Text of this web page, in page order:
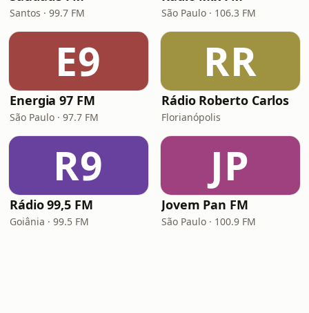
Santos · 99.7 FM São Paulo · 106.3 FM
E9
Energia 97 FM
São Paulo · 97.7 FM
RR
Rádio Roberto Carlos
Florianópolis
R9
Rádio 99,5 FM
Goiânia · 99.5 FM
JP
Jovem Pan FM
São Paulo · 100.9 FM